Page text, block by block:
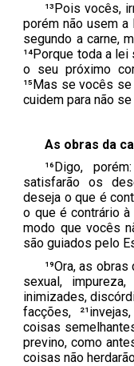
¹³Pois vocês,
porém não usem
segundo a carne,
¹⁴Porque toda a
o seu próximo
¹⁵Mas se vocês
cuidem para não
As obras da
¹⁶Digo,
satisfarão os
deseja o que é
o que é contrário
modo que vocês
são guiados pelo
¹⁹Ora, as
sexual, impureza,
inimizades,
facções,
coisas
previno, como
coisas não